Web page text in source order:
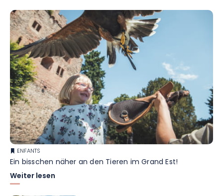
ENFANTS
Ein bisschen näher an den Tieren im Grand Est!
Weiter lesen